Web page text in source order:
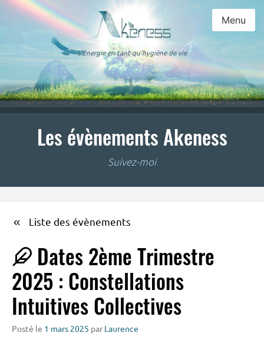
L'Energie en tant qu'hygiène de vie
Menu
Les évènements Akeness
Suivez-moi
Liste des évènements
Dates 2ème Trimestre
2025 : Constellations
Intuitives Collectives
Posté le 1 mars 2025 par Laurence